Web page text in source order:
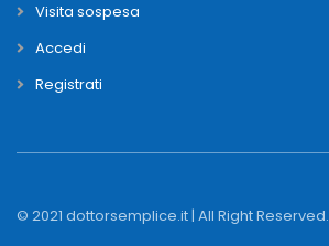
Visita sospesa
Accedi
Registrati
© 2021 dottorsemplice.it | All Right Reserved.